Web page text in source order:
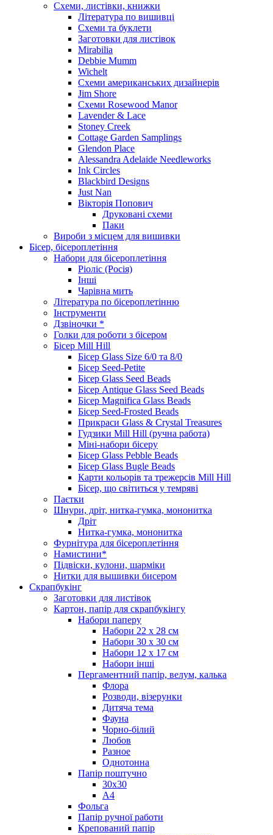
Схеми, листівки, книжки
Література по вишивці
Схеми та буклети
Заготовки для листівок
Mirabilia
Debbie Mumm
Wichelt
Схеми американських дизайнерів
Jim Shore
Cхеми Rosewood Manor
Lavender & Lace
Stoney Creek
Cottage Garden Samplings
Glendon Place
Alessandra Adelaide Needleworks
Ink Circles
Blackbird Designs
Just Nan
Вікторія Попович
Друковані схеми
Паки
Вироби з місцем для вишивки
Бісер, бісероплетіння
Набори для бісероплетіння
Ріоліс (Росія)
Інші
Чарівна мить
Література по бісероплетінню
Інструменти
Дзвіночки *
Голки для роботи з бісером
Бісер Mill Hill
Бісер Glass Size 6/0 та 8/0
Бісер Seed-Petite
Бісер Glass Seed Beads
Бісер Antique Glass Seed Beads
Бісер Magnifica Glass Beads
Бісер Seed-Frosted Beads
Прикраси Glass & Crystal Treasures
Гудзики Mill Hill (ручна работа)
Міні-набори бісеру
Бісер Glass Pebble Beads
Бісер Glass Bugle Beads
Карти кольорів та трежерсів Mill Hill
Бісер, що світиться у темряві
Паєтки
Шнури, дріт, нитка-гумка, мононитка
Дріт
Нитка-гумка, мононитка
Фурнітура для бісероплетіння
Намистини*
Підвіски, кулони, шарміки
Нитки для вышивки бисером
Скрапбукінг
Заготовки для листівок
Картон, папір для скрапбукінгу
Набори паперу
Набори 22 х 28 см
Набори 30 х 30 см
Набори 12 х 17 см
Набори інші
Пергаментний папір, велум, калька
Флора
Розводи, візерунки
Дитяча тема
Фауна
Чорно-білий
Любов
Разное
Однотонна
Папір поштучно
30х30
А4
Фольга
Папір ручної работи
Крепований папір